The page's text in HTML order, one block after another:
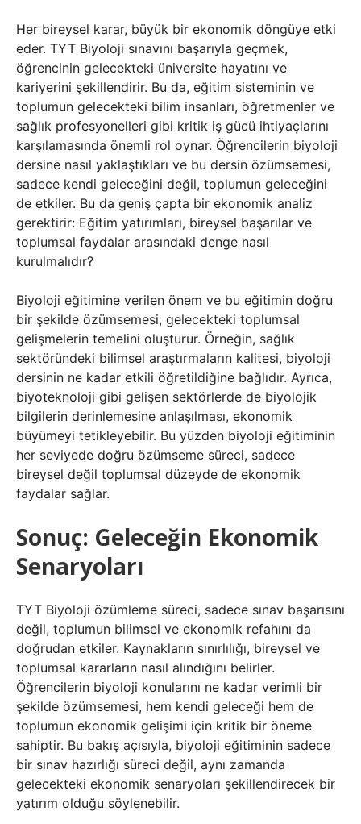
Her bireysel karar, büyük bir ekonomik döngüye etki
eder. TYT Biyoloji sınavını başarıyla geçmek,
öğrencinin gelecekteki üniversite hayatını ve
kariyerini şekillendirir. Bu da, eğitim sisteminin ve
toplumun gelecekteki bilim insanları, öğretmenler ve
sağlık profesyonelleri gibi kritik iş gücü ihtiyaçlarını
karşılamasında önemli rol oynar. Öğrencilerin biyoloji
dersine nasıl yaklaştıkları ve bu dersin özümsemesi,
sadece kendi geleceğini değil, toplumun geleceğini
de etkiler. Bu da geniş çapta bir ekonomik analiz
gerektirir: Eğitim yatırımları, bireysel başarılar ve
toplumsal faydalar arasındaki denge nasıl
kurulmalıdır?
Biyoloji eğitimine verilen önem ve bu eğitimin doğru
bir şekilde özümsemesi, gelecekteki toplumsal
gelişmelerin temelini oluşturur. Örneğin, sağlık
sektöründeki bilimsel araştırmaların kalitesi, biyoloji
dersinin ne kadar etkili öğretildiğine bağlıdır. Ayrıca,
biyoteknoloji gibi gelişen sektörlerde de biyolojik
bilgilerin derinlemesine anlaşılması, ekonomik
büyümeyi tetikleyebilir. Bu yüzden biyoloji eğitiminin
her seviyede doğru özümseme süreci, sadece
bireysel değil toplumsal düzeyde de ekonomik
faydalar sağlar.
Sonuç: Geleceğin Ekonomik
Senaryoları
TYT Biyoloji özümleme süreci, sadece sınav başarısını
değil, toplumun bilimsel ve ekonomik refahını da
doğrudan etkiler. Kaynakların sınırlılığı, bireysel ve
toplumsal kararların nasıl alındığını belirler.
Öğrencilerin biyoloji konularını ne kadar verimli bir
şekilde özümsemesi, hem kendi geleceği hem de
toplumun ekonomik gelişimi için kritik bir öneme
sahiptir. Bu bakış açısıyla, biyoloji eğitiminin sadece
bir sınav hazırlığı süreci değil, aynı zamanda
gelecekteki ekonomik senaryoları şekillendirecek bir
yatırım olduğu söylenebilir.